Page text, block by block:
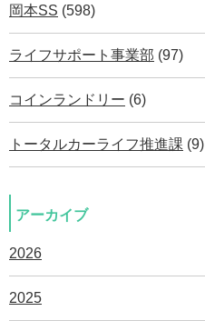
岡本SS (598)
ライフサポート事業部 (97)
コインランドリー (6)
トータルカーライフ推進課 (9)
アーカイブ
2026
2025